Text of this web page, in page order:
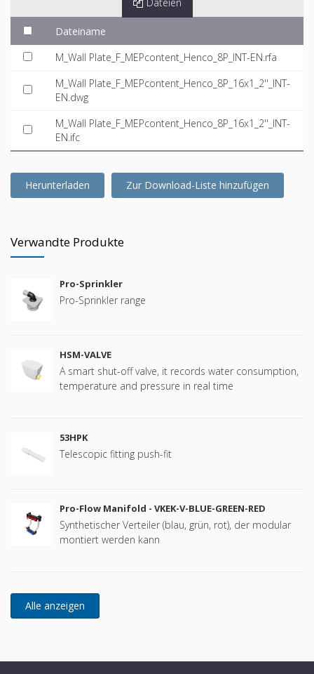
Dateien
Dateiname
M_Wall Plate_F_MEPcontent_Henco_8P_INT-EN.rfa
M_Wall Plate_F_MEPcontent_Henco_8P_16x1_2''_INT-
EN.dwg
M_Wall Plate_F_MEPcontent_Henco_8P_16x1_2''_INT-
EN.ifc
Herunterladen Zur Download-Liste hinzufügen
Verwandte Produkte
Pro-Sprinkler
Pro-Sprinkler range
HSM-VALVE
A smart shut-off valve, it records water consumption,
temperature and pressure in real time
53HPK
Telescopic fitting push-fit
Pro-Flow Manifold - VKEK-V-BLUE-GREEN-RED
Synthetischer Verteiler (blau, grün, rot), der modular
montiert werden kann